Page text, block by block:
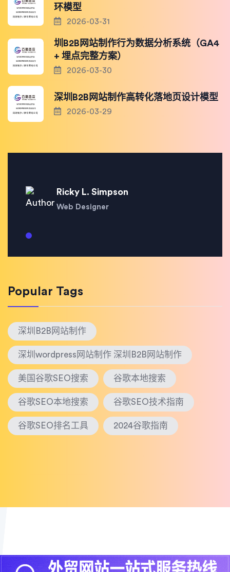
环模型
2026-03-31
圳B2B网站制作行为数据分析系统（GA4
+ 埋点完整方案）
2026-03-30
深圳B2B网站制作高转化落地页设计模型
2026-03-29
Ricky L. Simpson
Web Designer
Popular Tags
深圳B2B网站制作
深圳wordpress网站制作 深圳B2B网站制作
美国谷歌SEO搜索 谷歌本地搜索
谷歌SEO本地搜索 谷歌SEO技术指南
谷歌SEO排名工具 2024谷歌指南